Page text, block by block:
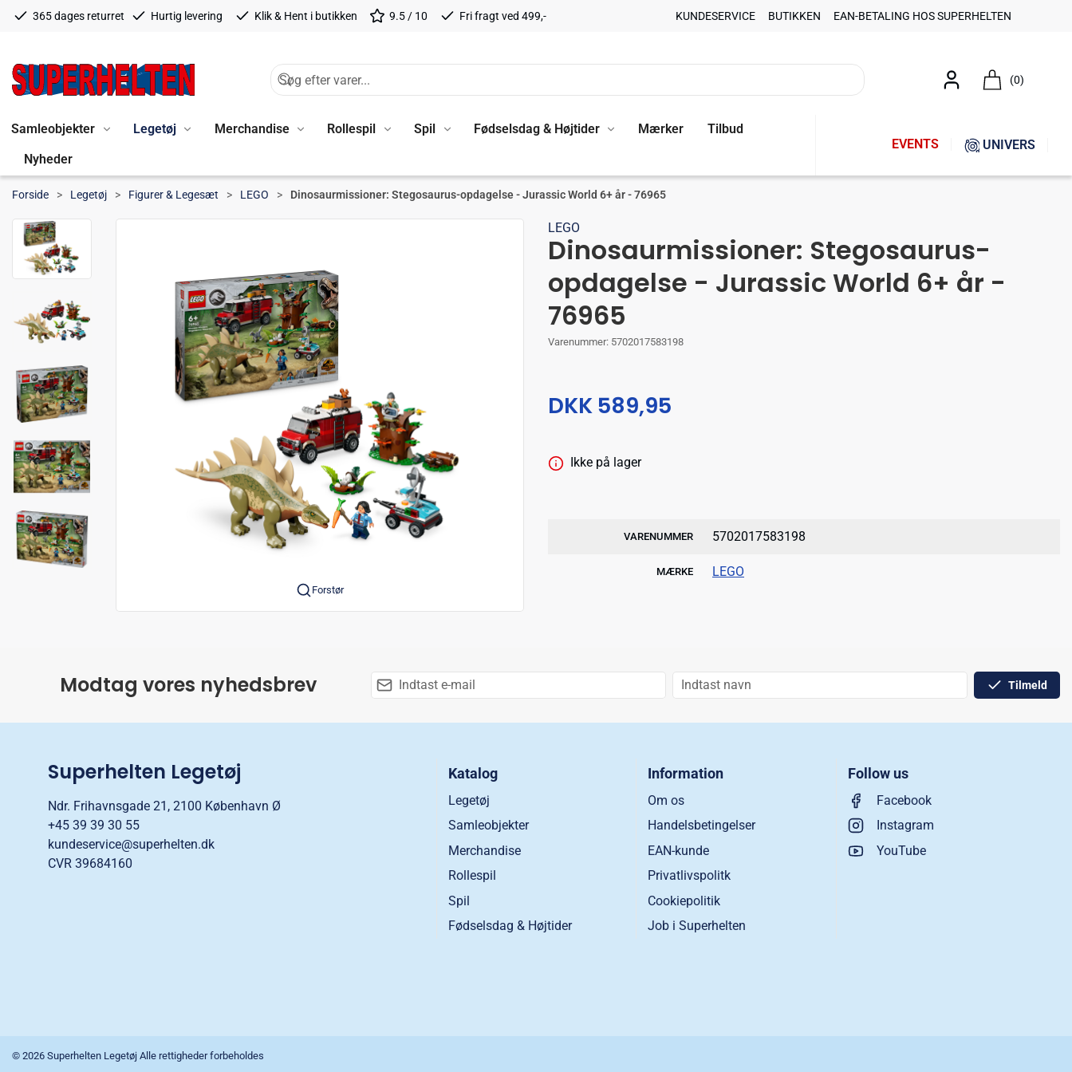
365 dages returret Hurtig levering Klik & Hent i butikken 9.5 / 10 Fri fragt ved 499,- KUNDESERVICE BUTIKKEN EAN-BETALING HOS SUPERHELTEN
(0)
Samleobjekter Legetøj Merchandise Rollespil Spil Fødselsdag & Højtider Mærker
Tilbud
Nyheder
EVENTS UNIVERS
Forside Legetøj Figurer & Legesæt LEGO Dinosaurmissioner: Stegosaurus-opdagelse - Jurassic World 6+ år - 76965
Forstør
LEGO
Dinosaurmissioner: Stegosaurus-
opdagelse - Jurassic World 6+ år -
76965
Varenummer: 5702017583198
DKK 589,95
Ikke på lager
VARENUMMER 5702017583198
MÆRKE LEGO
Modtag vores nyhedsbrev Tilmeld
Superhelten Legetøj
Ndr. Frihavnsgade 21, 2100 København Ø
+45 39 39 30 55
kundeservice@superhelten.dk
CVR 39684160
Katalog
Legetøj
Samleobjekter
Merchandise
Rollespil
Spil
Fødselsdag & Højtider
Information
Om os
Handelsbetingelser
EAN-kunde
Privatlivspolitk
Cookiepolitik
Job i Superhelten
Follow us
Facebook
Instagram
YouTube
© 2026 Superhelten Legetøj Alle rettigheder forbeholdes